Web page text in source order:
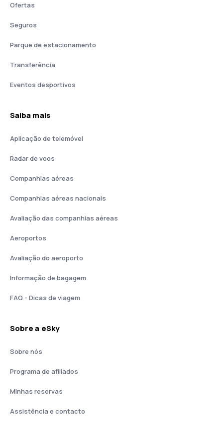
Ofertas
Seguros
Parque de estacionamento
Transferência
Eventos desportivos
Saiba mais
Aplicação de telemóvel
Radar de voos
Companhias aéreas
Companhias aéreas nacionais
Avaliação das companhias aéreas
Aeroportos
Avaliação do aeroporto
Informação de bagagem
FAQ - Dicas de viagem
Sobre a eSky
Sobre nós
Programa de afiliados
Minhas reservas
Assistência e contacto